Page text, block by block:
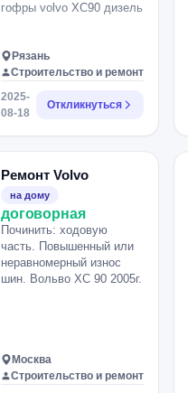
гофры volvo XC90 дизель
Рязань
Строительство и ремонт
2025-
08-18
Откликнуться
Ремонт Volvo
на дому
договорная
Починить: ходовую
часть. Повышенный или
неравномерный износ
шин. Вольво ХС 90 2005г.
Москва
Строительство и ремонт